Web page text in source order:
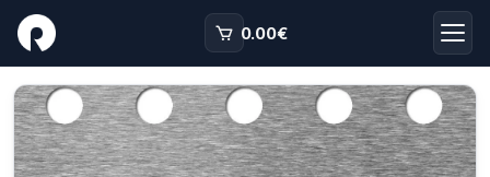
0.00€